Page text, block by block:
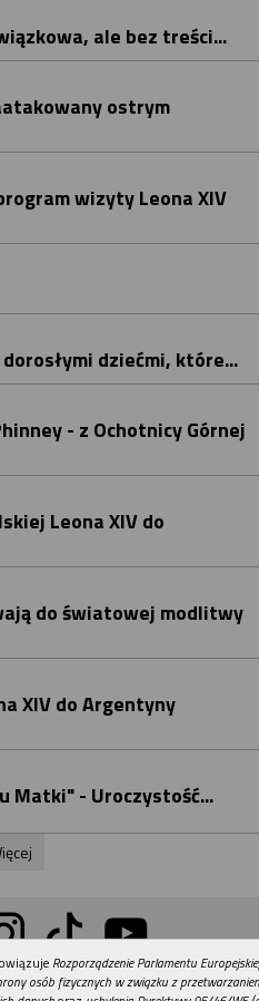
ale bez treści...
ostrym
wizyty Leona XIV
dziećmi, które...
- z Ochotnicy Górnej
Leona XIV do
do światowej modlitwy
XIV do Argentyny
Matki" - Uroczystość...
komputer
REKLAMA
Rozporządzenie Parlamentu
osób fizycznych w związku z